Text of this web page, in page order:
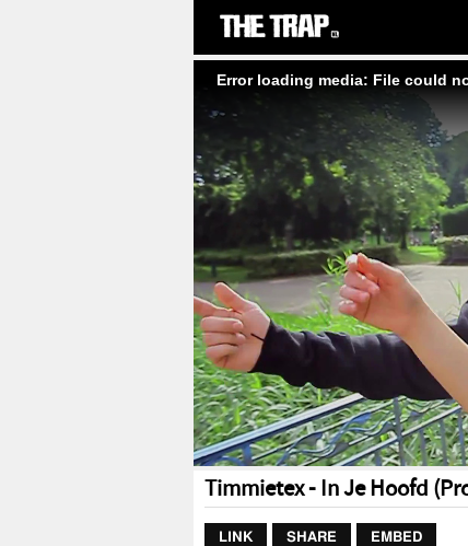
Error loading media: File could
Timmietex - In Je Hoofd
LINK SHARE EMBED